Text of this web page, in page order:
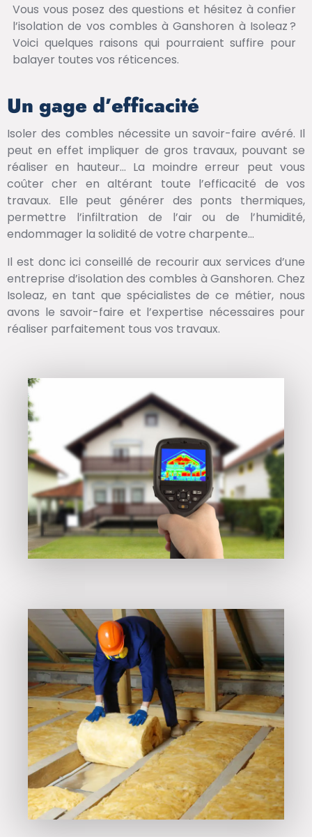
Vous vous posez des questions et hésitez à confier
l’isolation de vos combles à Ganshoren à Isoleaz ?
Voici quelques raisons qui pourraient suffire pour
balayer toutes vos réticences.
Un gage d’efficacité
Isoler des combles nécessite un savoir-faire avéré. Il
peut en effet impliquer de gros travaux, pouvant se
réaliser en hauteur… La moindre erreur peut vous
coûter cher en altérant toute l’efficacité de vos
travaux. Elle peut générer des ponts thermiques,
permettre l’infiltration de l’air ou de l’humidité,
endommager la solidité de votre charpente…
Il est donc ici conseillé de recourir aux services d’une
entreprise d’isolation des combles à Ganshoren. Chez
Isoleaz, en tant que spécialistes de ce métier, nous
avons le savoir-faire et l’expertise nécessaires pour
réaliser parfaitement tous vos travaux.